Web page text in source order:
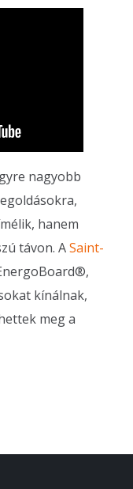
nagyobb
hanem
távon. ASaint-
kínálnak,
meg a